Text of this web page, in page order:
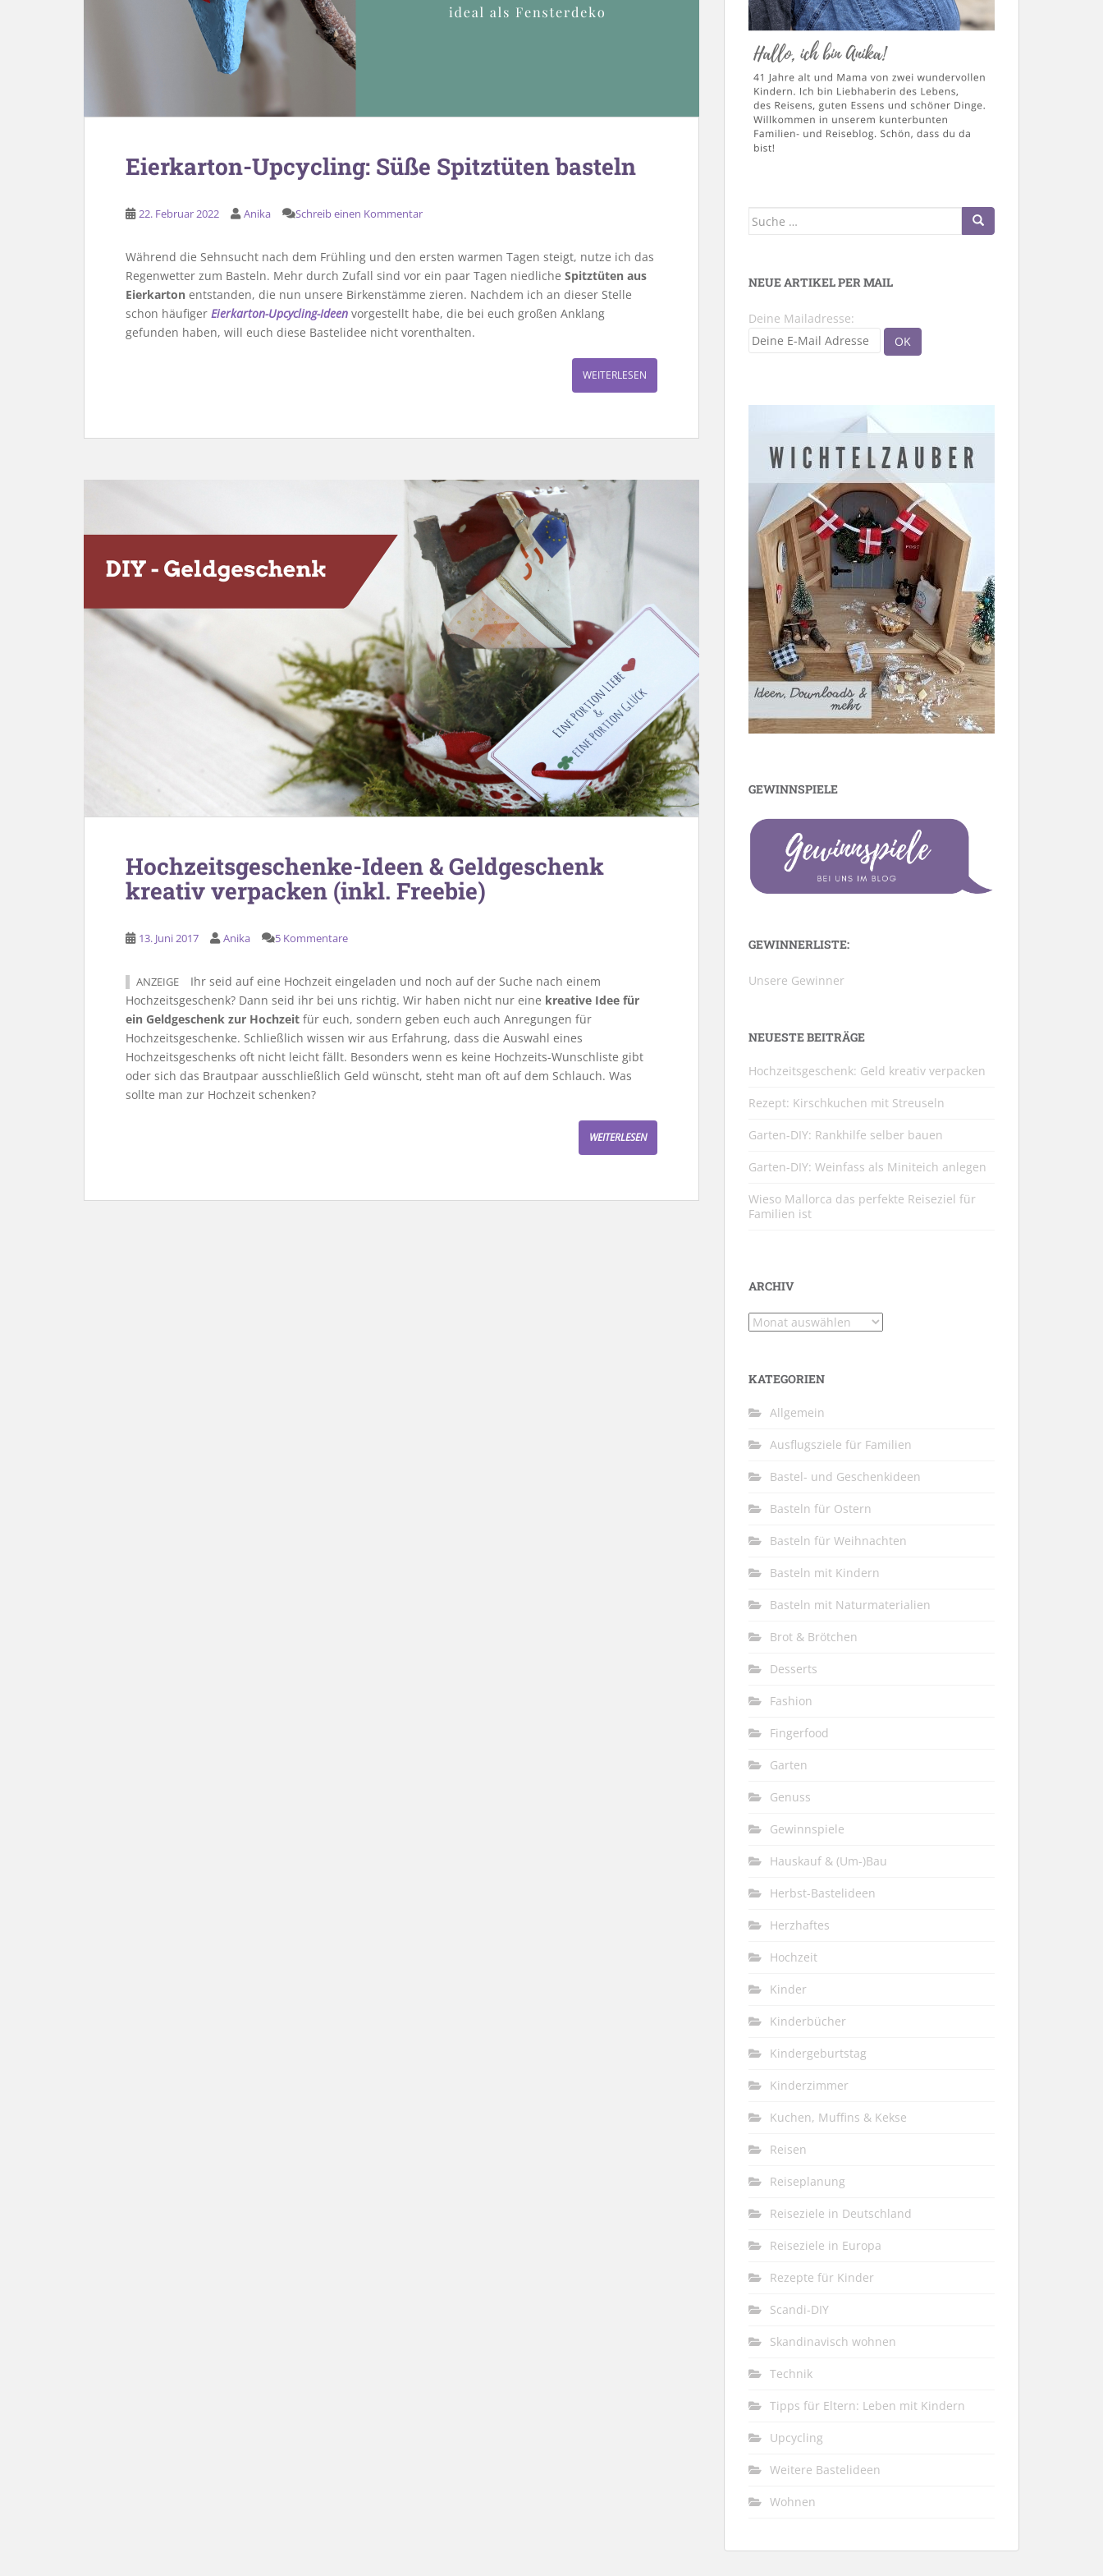
Eierkarton-Upcycling: Süße Spitztüten basteln
22. Februar 2022 Anika Schreib einen Kommentar
Während die Sehnsucht nach dem Frühling und den ersten warmen Tagen steigt, nutze ich das
Regenwetter zum Basteln. Mehr durch Zufall sind vor ein paar Tagen niedliche Spitztüten aus
Eierkarton entstanden, die nun unsere Birkenstämme zieren. Nachdem ich an dieser Stelle
schon häufiger Eierkarton-Upcycling-Ideen vorgestellt habe, die bei euch großen Anklang
gefunden haben, will euch diese Bastelidee nicht vorenthalten.
WEITERLESEN
Hochzeitsgeschenke-Ideen & Geldgeschenk
kreativ verpacken (inkl. Freebie)
13. Juni 2017 Anika 5 Kommentare
ANZEIGE
Ihr seid auf eine Hochzeit eingeladen und noch auf der Suche nach einem
Hochzeitsgeschenk? Dann seid ihr bei uns richtig. Wir haben nicht nur eine kreative Idee für
ein Geldgeschenk zur Hochzeit für euch, sondern geben euch auch Anregungen für
Hochzeitsgeschenke. Schließlich wissen wir aus Erfahrung, dass die Auswahl eines
Hochzeitsgeschenks oft nicht leicht fällt. Besonders wenn es keine Hochzeits-Wunschliste gibt
oder sich das Brautpaar ausschließlich Geld wünscht, steht man oft auf dem Schlauch. Was
sollte man zur Hochzeit schenken?
WEITERLESEN
Suche
NEUE ARTIKEL PER MAIL
Deine Mailadresse:
GEWINNSPIELE
GEWINNERLISTE:
Unsere Gewinner
NEUESTE BEITRÄGE
Hochzeitsgeschenk: Geld kreativ verpacken
Rezept: Kirschkuchen mit Streuseln
Garten-DIY: Rankhilfe selber bauen
Garten-DIY: Weinfass als Miniteich anlegen
Wieso Mallorca das perfekte Reiseziel für
Familien ist
ARCHIV
Archiv
KATEGORIEN
Allgemein
Ausflugsziele für Familien
Bastel- und Geschenkideen
Basteln für Ostern
Basteln für Weihnachten
Basteln mit Kindern
Basteln mit Naturmaterialien
Brot & Brötchen
Desserts
Fashion
Fingerfood
Garten
Genuss
Gewinnspiele
Hauskauf & (Um-)Bau
Herbst-Bastelideen
Herzhaftes
Hochzeit
Kinder
Kinderbücher
Kindergeburtstag
Kinderzimmer
Kuchen, Muffins & Kekse
Reisen
Reiseplanung
Reiseziele in Deutschland
Reiseziele in Europa
Rezepte für Kinder
Scandi-DIY
Skandinavisch wohnen
Technik
Tipps für Eltern: Leben mit Kindern
Upcycling
Weitere Bastelideen
Wohnen